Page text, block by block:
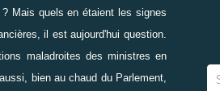
Mais quels en étaient les signes
il est aujourd'hui question.
maladroites des ministres en
bien au chaud du Parlement,